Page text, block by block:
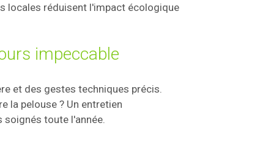
locales réduisent l'impact écologique
impeccable
et des gestes techniques précis.
la pelouse ? Un entretien
toute l'année.